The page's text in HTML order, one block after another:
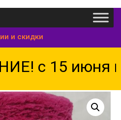
и скидки
с 15 июня